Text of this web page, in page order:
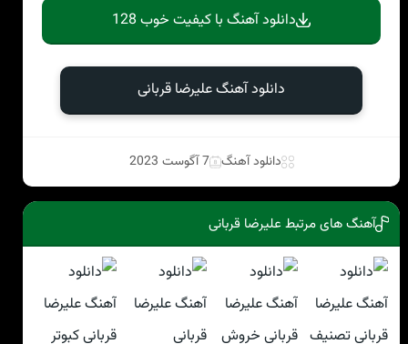
دانلود آهنگ با کیفیت خوب 128
دانلود آهنگ علیرضا قربانی
دانلود آهنگ 7 آگوست 2023
آهنگ های مرتبط علیرضا قربانی